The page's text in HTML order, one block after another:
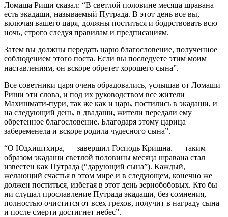
Ломаша Риши сказал: “В светлой половине месяца шравана
есть экадаши, называемый Путрада. В этот день все вы,
включая вашего царя, должны поститься и бодрствовать всю
ночь, строго следуя правилам и предписаниям.
Затем вы должны передать царю благословение, полученное
соблюдением этого поста. Если вы последуете этим моим
наставлениям, он вскоре обретет хорошего сына”.
Все советники царя очень обрадовались, услышав от Ломаши
Риши эти слова, и под их руководством все жители
Махишмати-пури, так же как и царь, постились в экадаши, и
на следующий день, в двадаши, жители передали ему
обретенное благословение. Благодаря этому царица
забеременела и вскоре родила чудесного сына”.
“О Юдхиштхира, — завершил Господь Кришна. — таким
образом экадаши светлой половины месяца шравана стал
известен как Путрада (“дарующий сына”). Каждый,
желающий счастья в этом мире и в следующем, конечно же
должен поститься, избегая в этот день зернобобовых. Кто бы
ни слушал прославление Путрада экадаши, без сомнения,
полностью очистится от всех грехов, получит в награду сына
и после смерти достигнет небес”.